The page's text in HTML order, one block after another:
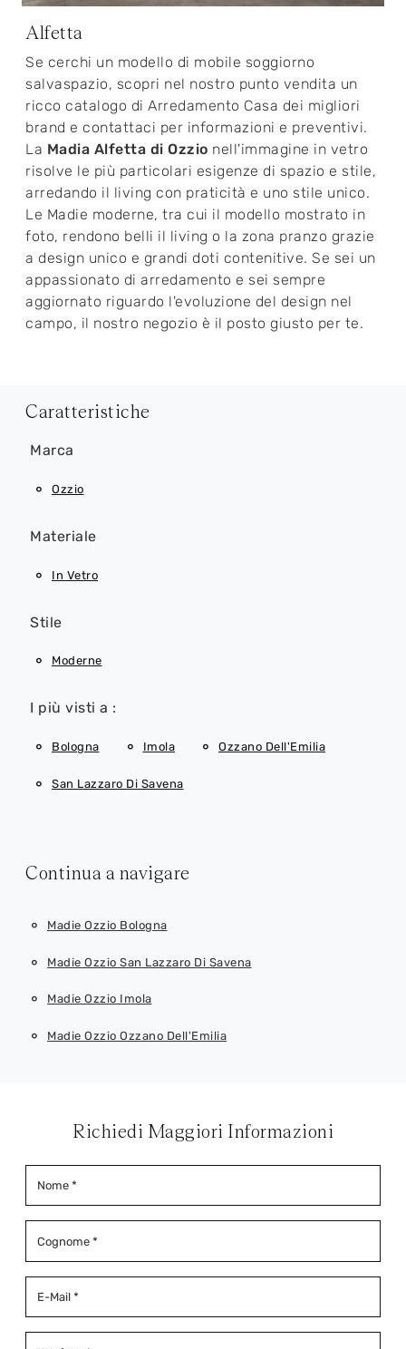
Alfetta
Se cerchi un modello di mobile soggiorno
salvaspazio, scopri nel nostro punto vendita un
ricco catalogo di Arredamento Casa dei migliori
brand e contattaci per informazioni e preventivi.
La Madia Alfetta di Ozzio nell'immagine in vetro
risolve le più particolari esigenze di spazio e stile,
arredando il living con praticità e uno stile unico.
Le Madie moderne, tra cui il modello mostrato in
foto, rendono belli il living o la zona pranzo grazie
a design unico e grandi doti contenitive. Se sei un
appassionato di arredamento e sei sempre
aggiornato riguardo l'evoluzione del design nel
campo, il nostro negozio è il posto giusto per te.
Caratteristiche
Marca
Ozzio
Materiale
In Vetro
Stile
Moderne
I più visti a :
Bologna Imola Ozzano Dell'Emilia
San Lazzaro Di Savena
Continua a navigare
Madie Ozzio Bologna
Madie Ozzio San Lazzaro Di Savena
Madie Ozzio Imola
Madie Ozzio Ozzano Dell'Emilia
Richiedi Maggiori Informazioni